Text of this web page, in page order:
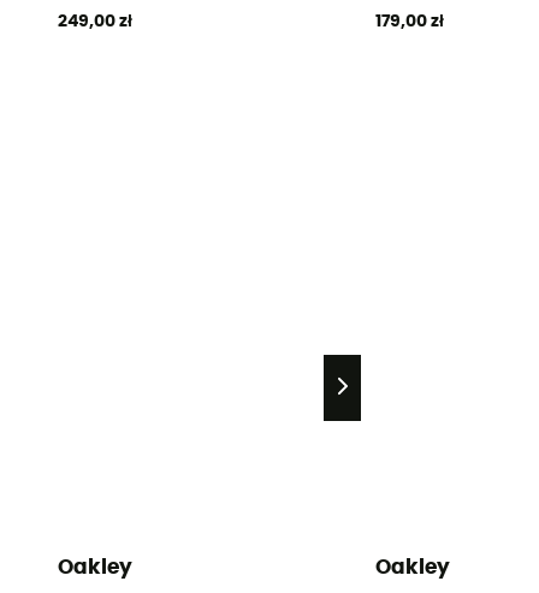
249,00 zł 179,00 zł
Oakley Oakley